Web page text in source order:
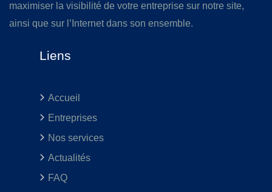
maximiser la visibilité de votre entreprise sur notre site,
ainsi que sur l’Internet dans son ensemble.
Liens
Accueil
Entreprises
Nos services
Actualités
FAQ